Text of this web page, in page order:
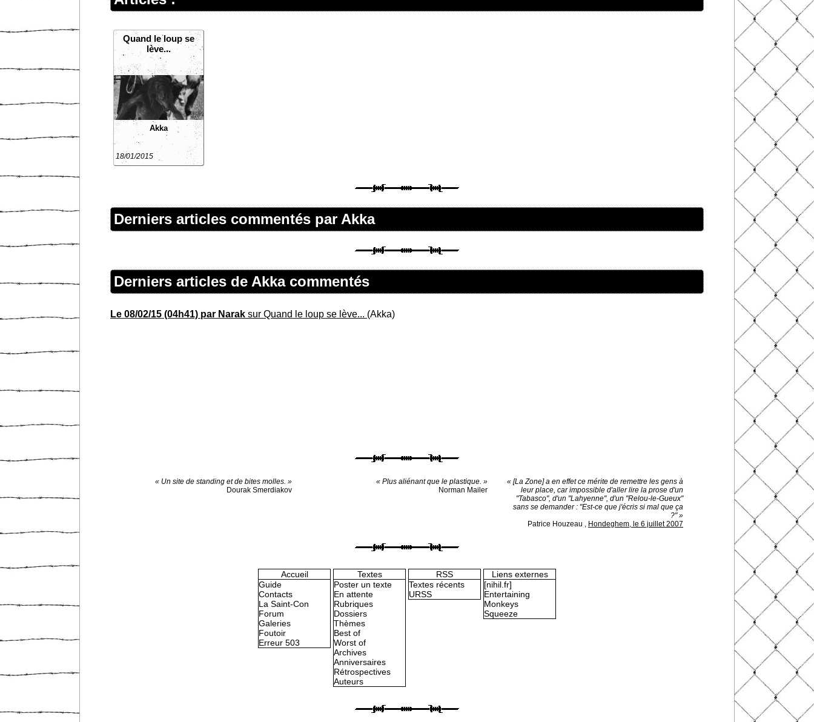
Quand le loup se
lève...
Akka
18/01/2015
Derniers articles commentés par Akka
Derniers articles de Akka commentés
Le 08/02/15 (04h41) par Narak sur Quand le loup se lève... (Akka)
« Un site de standing et de bites molles. »
Dourak Smerdiakov
« Plus aliénant que le plastique. »
Norman Mailer
« [La Zone] a en effet ce mérite de remettre les gens à
leur place, car impossible d'aller lire la prose d'un
"Tabasco", d'un "Lahyenne", d'un "Relou-le-Gueux"
sans se demander : "Est-ce que j'écris si mal que ça
?" »
Patrice Houzeau , Hondeghem, le 6 juillet 2007
Accueil
Guide
Contacts
La Saint-Con
Forum
Galeries
Foutoir
Erreur 503
Textes
Poster un texte
En attente
Rubriques
Dossiers
Thèmes
Best of
Worst of
Archives
Anniversaires
Rétrospectives
Auteurs
RSS
Textes récents
URSS
Liens externes
[nihil.fr]
Entertaining
Monkeys
Squeeze